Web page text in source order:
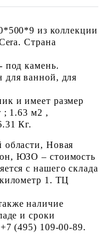
из коллекции
Страна
под камень.
для ванной, для
и имеет размер
; 1.63 м2 ,
Кг.
области, Новая
ЮЗО – стоимость
с нашего склада
1. ТЦ
наличие
и сроки
(495) 109-00-89.